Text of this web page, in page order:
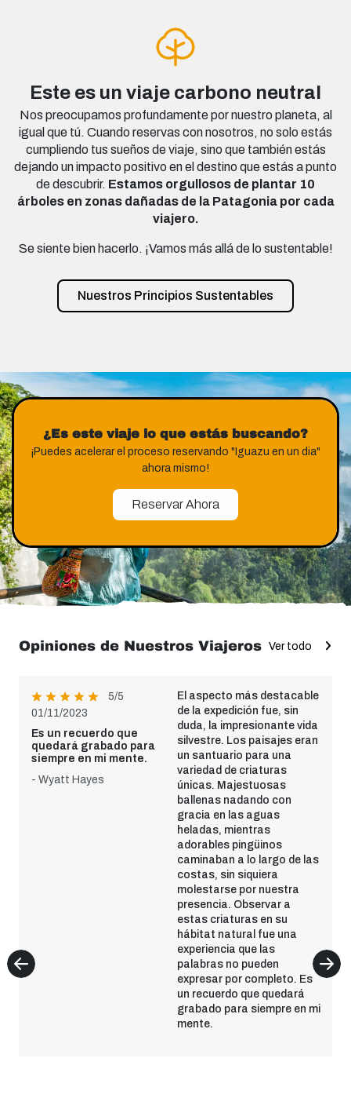
Este es un viaje carbono neutral
Nos preocupamos profundamente por nuestro planeta, al
igual que tú. Cuando reservas con nosotros, no solo estás
cumpliendo tus sueños de viaje, sino que también estás
dejando un impacto positivo en el destino que estás a punto
de descubrir. Estamos orgullosos de plantar 10
árboles en zonas dañadas de la Patagonia por cada
viajero.
Se siente bien hacerlo. ¡Vamos más allá de lo sustentable!
Nuestros Principios Sustentables
¿Es este viaje lo que estás buscando?
¡Puedes acelerar el proceso reservando "Iguazu en un dia"
ahora mismo!
Reservar Ahora
Opiniones de Nuestros Viajeros Ver todo
5/5
01/11/2023
Es un recuerdo que
quedará grabado para
siempre en mi mente.
- Wyatt Hayes
El aspecto más destacable
de la expedición fue, sin
duda, la impresionante vida
silvestre. Los paisajes eran
un santuario para una
variedad de criaturas
únicas. Majestuosas
ballenas nadando con
gracia en las aguas
heladas, mientras
adorables pingüinos
caminaban a lo largo de las
costas, sin siquiera
molestarse por nuestra
presencia. Observar a
estas criaturas en su
hábitat natural fue una
experiencia que las
palabras no pueden
expresar por completo. Es
un recuerdo que quedará
grabado para siempre en mi
mente.